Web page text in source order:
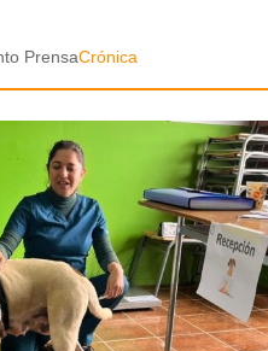
PrensaCrónica